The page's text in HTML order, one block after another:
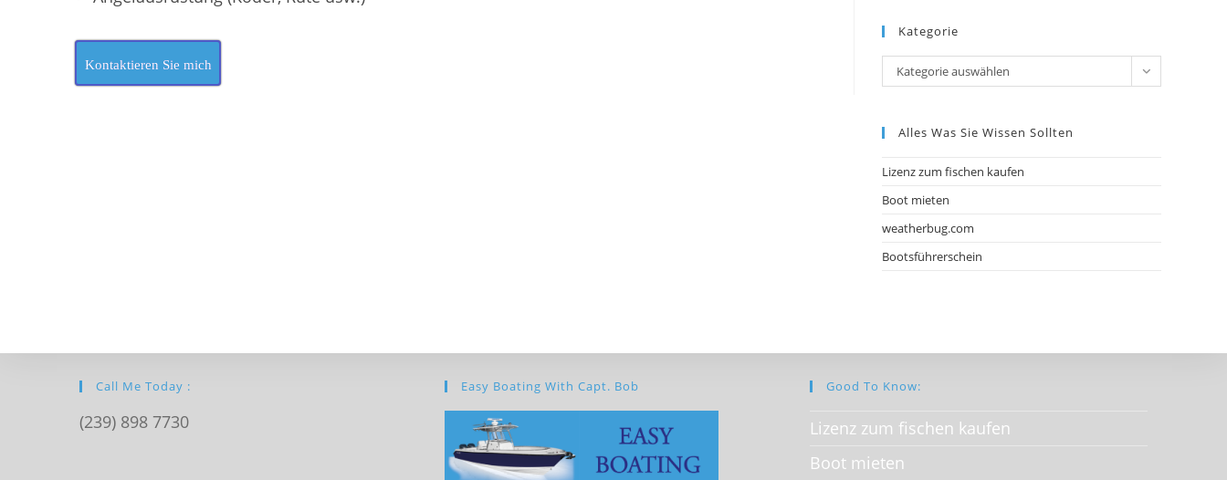
Kontaktieren Sie mich
Kategorie
Kategorie auswählen
Alles Was Sie Wissen Sollten
Lizenz zum fischen kaufen
Boot mieten
weatherbug.com
Bootsführerschein
Call Me Today :
(239) 898 7730
Easy Boating With Capt. Bob Good To Know:
Lizenz zum fischen kaufen
Boot mieten